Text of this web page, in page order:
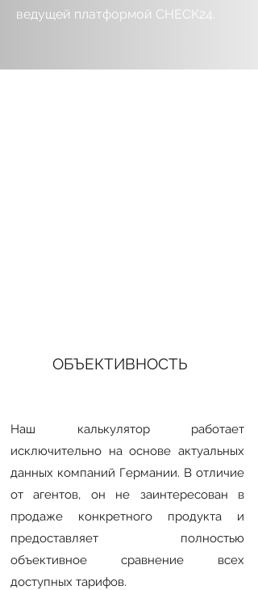
ведущей платформой CHECK24.
ОБЪЕКТИВНОСТЬ
Наш калькулятор работает
исключительно на основе актуальных
данных компаний Германии. В отличие
от агентов, он не заинтересован в
продаже конкретного продукта и
предоставляет полностью
объективное сравнение всех
доступных тарифов.